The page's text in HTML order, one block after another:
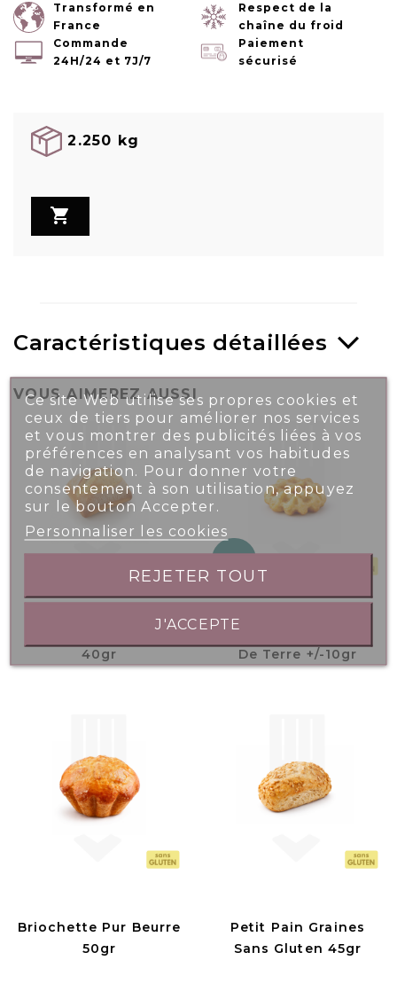
Transformé en
France
Respect de la
chaîne du froid
Commande
24H/24 et 7J/7
Paiement
sécurisé
2.250 kg

Caractéristiques détaillées
VOUS AIMEREZ AUSSI
Petit Pain Nature
40gr
Mini Gaufre Pomme
De Terre +/-10gr
Briochette Pur Beurre
50gr
Petit Pain Graines
Sans Gluten 45gr
Ce site Web utilise ses propres cookies et
ceux de tiers pour améliorer nos services
et vous montrer des publicités liées à vos
préférences en analysant vos habitudes
de navigation. Pour donner votre
consentement à son utilisation, appuyez
sur le bouton Accepter.
Personnaliser les cookies
REJETER TOUT
J'ACCEPTE